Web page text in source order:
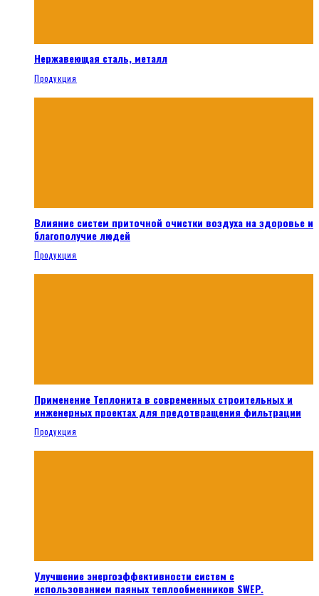
Нержавеющая сталь, металл
Продукция
Влияние систем приточной очистки воздуха на здоровье и
благополучие людей
Продукция
Применение Теплонита в современных строительных и
инженерных проектах для предотвращения фильтрации
Продукция
Улучшение энергоэффективности систем с
использованием паяных теплообменников SWEP.